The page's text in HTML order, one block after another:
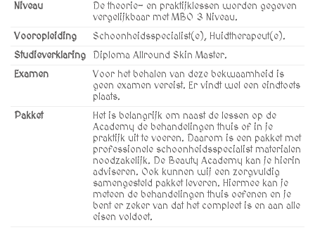
Niveau
De theorie- en praktijklessen worden gegeven
vergelijkbaar met MBO 3 Niveau.
Vooropleiding
Schoonheidsspecialist(e), Huidtherapeut(e).
Studieverklaring
Diploma Allround Skin Master.
Examen
Voor het behalen van deze bekwaamheid is
geen examen vereist. Er vindt wel een eindtoets
plaats.
Pakket
Het is belangrijk om naast de lessen op de
Academy de behandelingen thuis of in je
praktijk uit te voeren. Daarom is een pakket met
professionele schoonheidsspecialist materialen
noodzakelijk. De Beauty Academy kan je hierin
adviseren. Ook kunnen wij een zorgvuldig
samengesteld pakket leveren. Hiermee kan je
meteen de behandelingen thuis oefenen en je
bent er zeker van dat het compleet is en aan alle
eisen voldoet.